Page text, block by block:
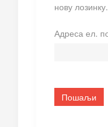
нову лозинку.
Адреса ел.
Пошаљи